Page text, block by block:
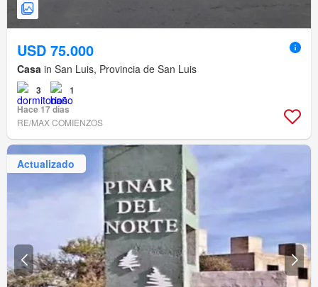
USD 75.000
Casa in San Luis, Provincia de San Luis
3
1
Hace 17 días
RE/MAX COMIENZOS
Actualizado